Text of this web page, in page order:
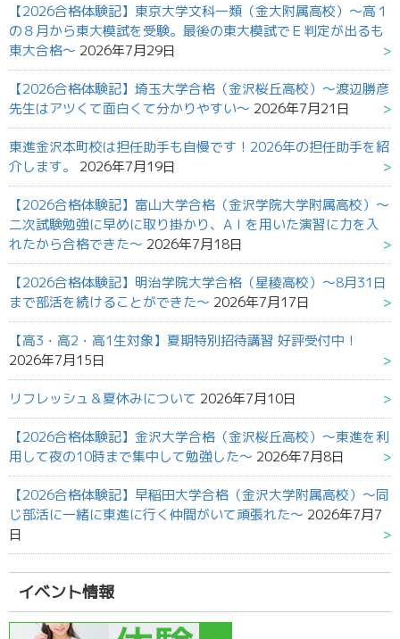
【2026合格体験記】東京大学文科一類（金大附属高校）～高１
の８月から東大模試を受験。最後の東大模試でＥ判定が出るも
東大合格～ 2026年7月29日
【2026合格体験記】埼玉大学合格（金沢桜丘高校）～渡辺勝彦
先生はアツくて面白くて分かりやすい～ 2026年7月21日
東進金沢本町校は担任助手も自慢です！2026年の担任助手を紹
介します。
2026年7月19日
【2026合格体験記】富山大学合格（金沢学院大学附属高校）～
二次試験勉強に早めに取り掛かり、AＩを用いた演習に力を入
れたから合格できた～ 2026年7月18日
【2026合格体験記】明治学院大学合格（星稜高校）～8月31日
まで部活を続けることができた～ 2026年7月17日
【高3・高2・高1生対象】夏期特別招待講習 好評受付中！
2026年7月15日
リフレッシュ＆夏休みについて 2026年7月10日
【2026合格体験記】金沢大学合格（金沢桜丘高校）～東進を利
用して夜の10時まで集中して勉強した～ 2026年7月8日
【2026合格体験記】早稲田大学合格（金沢大学附属高校）～同
じ部活に一緒に東進に行く仲間がいて頑張れた～ 2026年7月7
日
イベント情報